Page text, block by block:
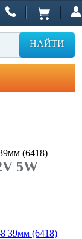
НАЙТИ
(6418)
5W